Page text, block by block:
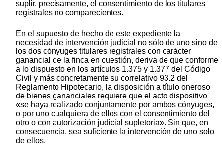
suplir, precisamente, el consentimiento de los titulares
registrales no comparecientes.
En el supuesto de hecho de este expediente la
necesidad de intervención judicial no sólo de uno sino de
los dos cónyuges titulares registrales con carácter
ganancial de la finca en cuestión, deriva de que conforme
a lo dispuesto en los artículos 1.375 y 1.377 del Código
Civil y más concretamente su correlativo 93.2 del
Reglamento Hipotecario, la disposición a título oneroso
de bienes gananciales requiere que el acto dispositivo
«se haya realizado conjuntamente por ambos cónyuges,
o por uno cualquiera de ellos con el consentimiento del
otro o con autorización judicial supletoria». Sin que, en
consecuencia, sea suficiente la intervención de uno solo
de ellos.